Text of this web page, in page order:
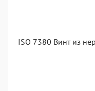
ISO 7380 Винт из